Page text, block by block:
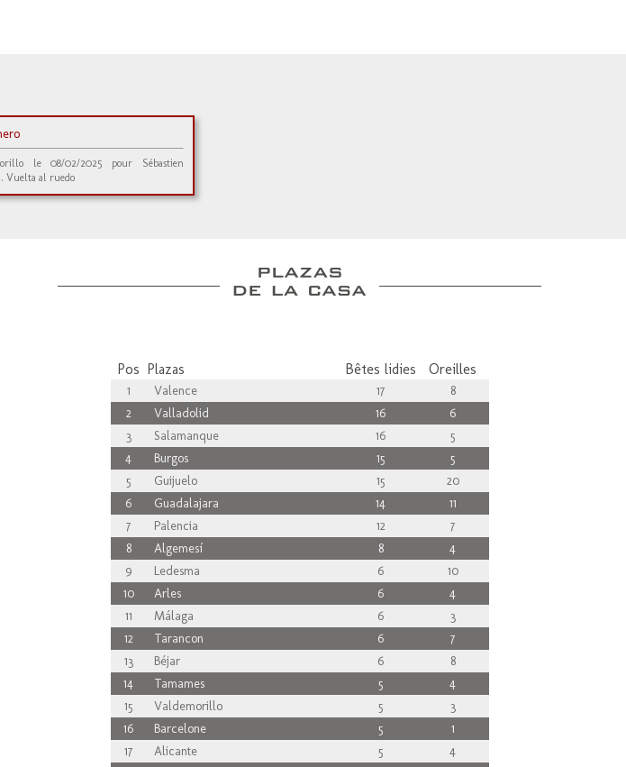
le 08/02/2025 pour Sébastien
Vuelta al ruedo
Pos Plazas Bêtes lidies Oreilles
1 Valence 17
8
2
Valladolid 16
6
3
Salamanque 16
5
4
Burgos 15
5
5
Guijuelo 15
20
6
Guadalajara 14
11
7
Palencia 12
7
8
Algemesí 8
4
9
Ledesma 6
10
10
Arles 6
4
11
Málaga 6
3
12
Tarancon 6
7
13
Béjar 6
8
14
Tamames 5
4
15
Valdemorillo 5
3
16
Barcelone 5
1
17
Alicante 5
4